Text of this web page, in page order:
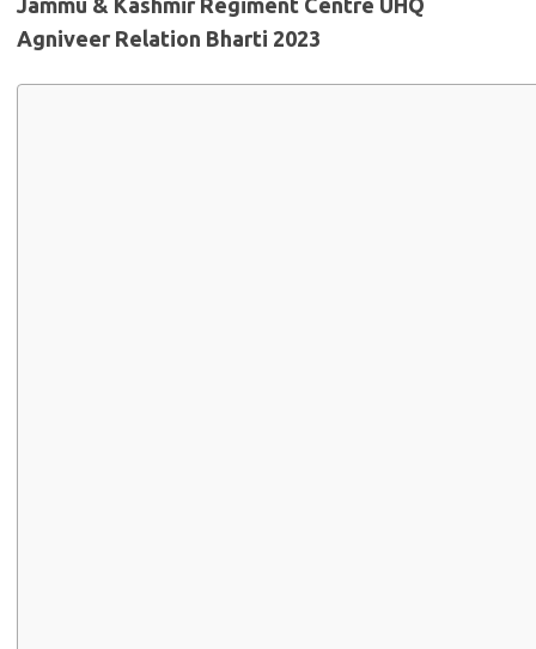
Jammu & Kashmir Regiment Centre UHQ
Agniveer Relation Bharti 2023